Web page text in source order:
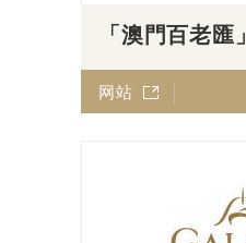
「澳門百老匯」
网站